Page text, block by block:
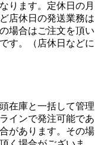
ります。定休日の月
店休日の発送業務は
場合はご注文を頂い
す。（店休日などに
在庫と一括して管理
インで発注可能であ
があります。その場